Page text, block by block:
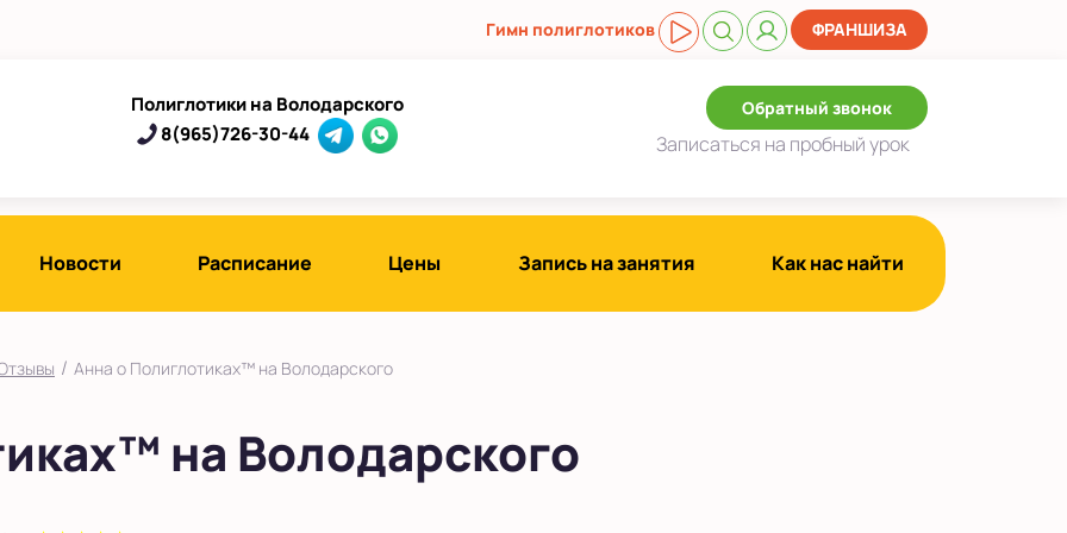
Гимн полиглотиков ФРАНШИЗА
Полиглотики на Володарского
8(965)726-30-44
Обратный звонок
Записаться на пробный урок
Новости Расписание Цены Запись на занятия Как нас найти
/ Анна о Полиглотиках™ на Володарского
на Володарского